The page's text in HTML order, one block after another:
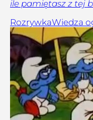
ile pamiętasz z tej
RozrywkaWiedza